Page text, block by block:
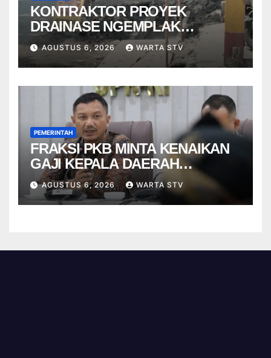
KONTRAKTOR PROYEK
DRAINASE NGEMPLAK
DISANKSI USAI WARGA
TERPELESET
AGUSTUS 6, 2026 WARTA STV
PEMERINTAH
FRAKSI PKB MINTA KENAIKAN
GAJI KEPALA DAERAH
BERBASIS KINERJA
AGUSTUS 6, 2026 WARTA STV